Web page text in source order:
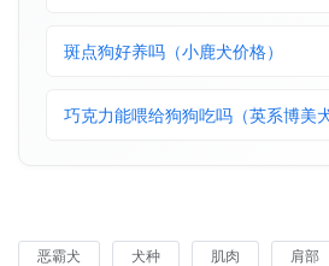
斑点狗好养吗（小鹿犬价格）
巧克力能喂给狗狗吃吗（英系博美
恶霸犬 犬种 肌肉 肩部